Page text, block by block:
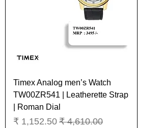
Timex Analog men’s Watch
TW00ZR541 | Leatherette Strap
| Roman Dial
سعر عادي سعر البيع